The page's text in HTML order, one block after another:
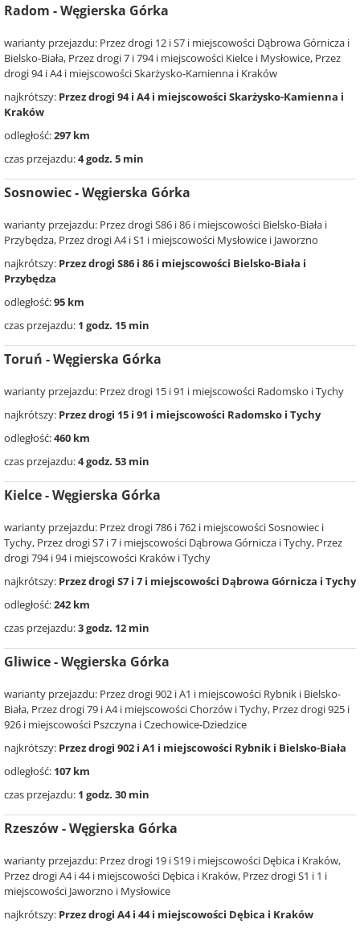
Radom - Węgierska Górka
warianty przejazdu: Przez drogi 12 i S7 i miejscowości Dąbrowa Górnicza i
Bielsko-Biała, Przez drogi 7 i 794 i miejscowości Kielce i Mysłowice, Przez
drogi 94 i A4 i miejscowości Skarżysko-Kamienna i Kraków
najkrótszy: Przez drogi 94 i A4 i miejscowości Skarżysko-Kamienna i
Kraków
odległość:297 km
czas przejazdu:4 godz. 5 min
Sosnowiec - Węgierska Górka
warianty przejazdu: Przez drogi S86 i 86 i miejscowości Bielsko-Biała i
Przybędza, Przez drogi A4 i S1 i miejscowości Mysłowice i Jaworzno
najkrótszy: Przez drogi S86 i 86 i miejscowości Bielsko-Biała i
Przybędza
odległość:95 km
czas przejazdu: 1 godz. 15 min
Toruń - Węgierska Górka
warianty przejazdu: Przez drogi 15 i 91 i miejscowości Radomsko i Tychy
najkrótszy: Przez drogi 15 i 91 i miejscowości Radomsko i Tychy
odległość:460 km
czas przejazdu:4 godz. 53 min
Kielce - Węgierska Górka
warianty przejazdu: Przez drogi 786 i 762 i miejscowości Sosnowiec i
Tychy, Przez drogi S7 i 7 i miejscowości Dąbrowa Górnicza i Tychy, Przez
drogi 794 i 94 i miejscowości Kraków i Tychy
najkrótszy: Przez drogi S7 i 7 i miejscowości Dąbrowa Górnicza i Tychy
odległość:242 km
czas przejazdu:3 godz. 12 min
Gliwice - Węgierska Górka
warianty przejazdu: Przez drogi 902 i A1 i miejscowości Rybnik i Bielsko-
Biała, Przez drogi 79 i A4 i miejscowości Chorzów i Tychy, Przez drogi 925 i
926 i miejscowości Pszczyna i Czechowice-Dziedzice
najkrótszy: Przez drogi 902 i A1 i miejscowości Rybnik i Bielsko-Biała
odległość: 107 km
czas przejazdu: 1 godz. 30 min
Rzeszów - Węgierska Górka
warianty przejazdu: Przez drogi 19 i S19 i miejscowości Dębica i Kraków,
Przez drogi A4 i 44 i miejscowości Dębica i Kraków, Przez drogi S1 i 1 i
miejscowości Jaworzno i Mysłowice
najkrótszy: Przez drogi A4 i 44 i miejscowości Dębica i Kraków